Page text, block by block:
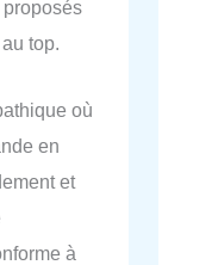
top.
où
en
et
à